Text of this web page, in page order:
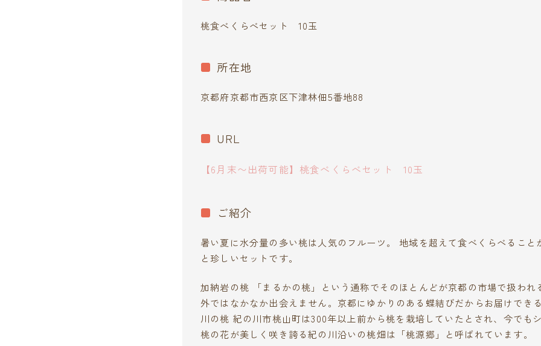
桃食べくらべセット 10玉
所在地
京都府京都市西京区下津林佃5番地88
URL
【6月末〜出荷可能】桃食べくらべセット 10玉
ご紹介
暑い夏に水分量の多い桃は人気のフルーツ。 地域を超えて食べくらべること
と珍しいセットです。
加納岩の桃 「まるかの桃」という通称でそのほとんどが京都の市場で扱われ
外ではなかなか出会えません。京都にゆかりのある蝶結びだからお届けでき
川の桃 紀の川市桃山町は300年以上前から桃を栽培していたとされ、今でも
桃の花が美しく咲き誇る紀の川沿いの桃畑は「桃源郷」と呼ばれています。